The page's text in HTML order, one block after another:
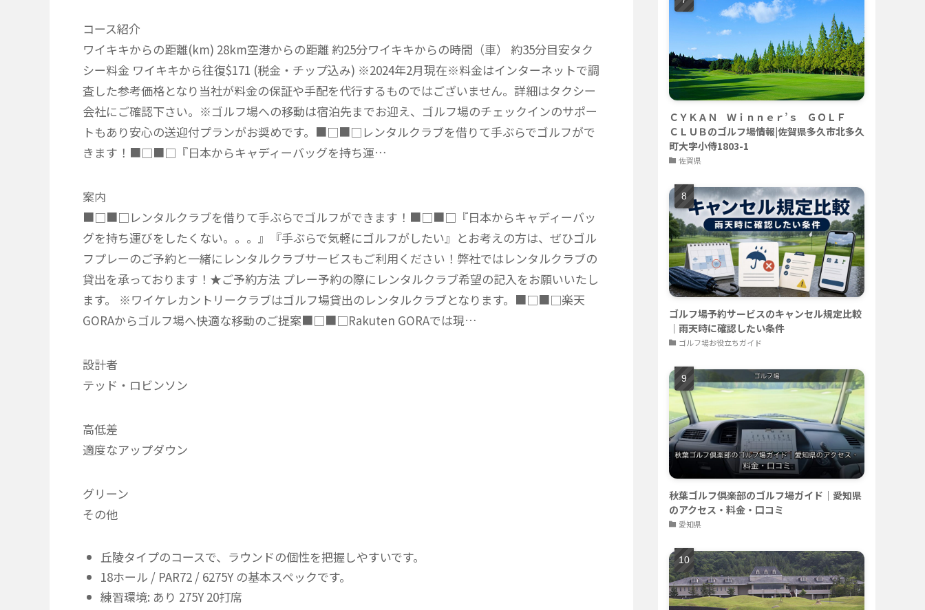
コース紹介
ワイキキからの距離(km) 28km空港からの距離 約25分ワイキキからの時間（車） 約35分目安タク
シー料金 ワイキキから往復$171 (税金・チップ込み) ※2024年2月現在※料金はインターネットで調
査した参考価格となり当社が料金の保証や手配を代行するものではございません。詳細はタクシー
会社にご確認下さい。※ゴルフ場への移動は宿泊先までお迎え、ゴルフ場のチェックインのサポー
トもあり安心の送迎付プランがお奨めです。■□■□レンタルクラブを借りて手ぶらでゴルフがで
きます！■□■□『日本からキャディーバッグを持ち運…
案内
■□■□レンタルクラブを借りて手ぶらでゴルフができます！■□■□『日本からキャディーバッ
グを持ち運びをしたくない。。。』『手ぶらで気軽にゴルフがしたい』とお考えの方は、ぜひゴル
フプレーのご予約と一緒にレンタルクラブサービスもご利用ください！弊社ではレンタルクラブの
貸出を承っております！★ご予約方法 プレー予約の際にレンタルクラブ希望の記入をお願いいたし
ます。 ※ワイケレカントリークラブはゴルフ場貸出のレンタルクラブとなります。■□■□楽天
GORAからゴルフ場へ快適な移動のご提案■□■□Rakuten GORAでは現…
設計者
テッド・ロビンソン
高低差
適度なアップダウン
グリーン
その他
丘陵タイプのコースで、ラウンドの個性を把握しやすいです。
18ホール / PAR72 / 6275Y の基本スペックです。
練習環境: あり 275Y 20打席
ＣＹＫＡＮ Ｗｉｎｎｅｒ’ｓ ＧＯＬＦ
ＣＬＵＢのゴルフ場情報|佐賀県多久市北多久
町大字小侍1803-1
佐賀県
ゴルフ場予約サービスのキャンセル規定比較
｜雨天時に確認したい条件
ゴルフ場お役立ちガイド
秋葉ゴルフ倶楽部のゴルフ場ガイド｜愛知県
のアクセス・料金・口コミ
愛知県